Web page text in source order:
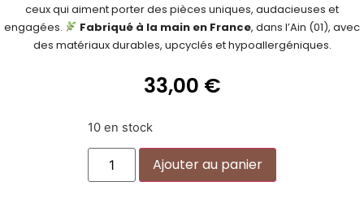
ceux qui aiment porter des pièces uniques, audacieuses et
engagées.
Fabriqué à la main en France, dans l’Ain (01), avec
des matériaux durables, upcyclés et hypoallergéniques.
33,00 €
10 en stock
Ajouter au panier